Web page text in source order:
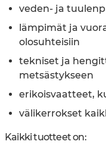
veden- ja
lämpimät ja
olosuhteisiin
tekniset ja
metsästykseen
erikoisvaatteet,
välikerrokset
Kaikki tuotteet on: